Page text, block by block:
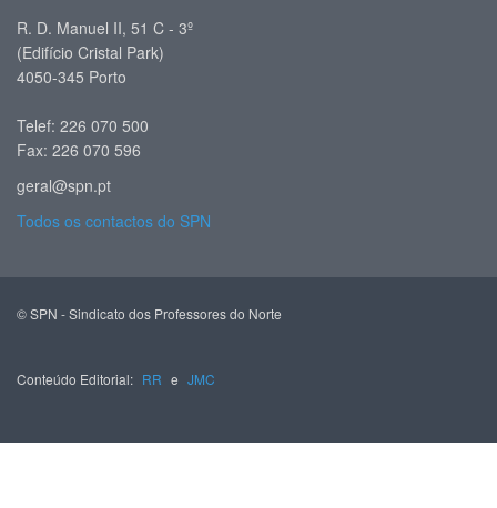
R. D. Manuel II, 51 C - 3º
(Edifício Cristal Park)
4050-345 Porto
Telef: 226 070 500
Fax: 226 070 596
geral@spn.pt
Todos os contactos do SPN
© SPN - Sindicato dos Professores do Norte
Conteúdo Editorial: RR e JMC